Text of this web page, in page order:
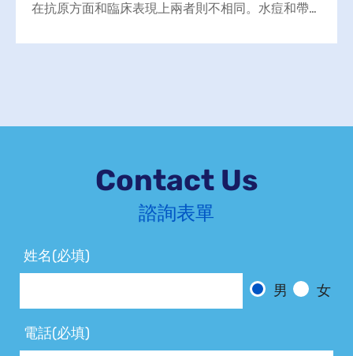
在抗原方面和臨床表現上兩者則不相同。水痘和帶狀
Contact Us
諮詢表單
姓名(必填)
男
女
電話(必填)